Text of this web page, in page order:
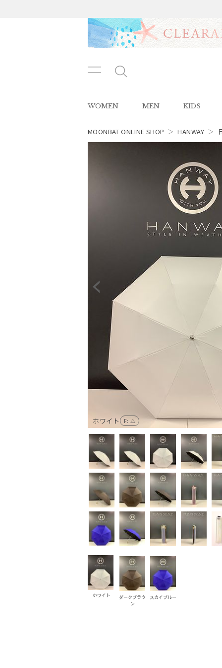
ン
ュ
ー
タ
WOMEN MEN KIDS
MOONBAT ONLINE SHOP ＞HANWAY ＞
ホワイト F: △
ホワイト
ダークブラウ
ン
スカイブルー